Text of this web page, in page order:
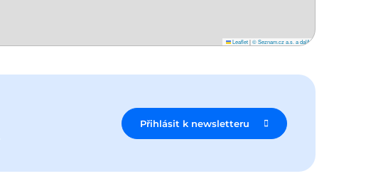
Leaflet|© Seznam.cz a.s. a další
Přihlásit k newsletteru